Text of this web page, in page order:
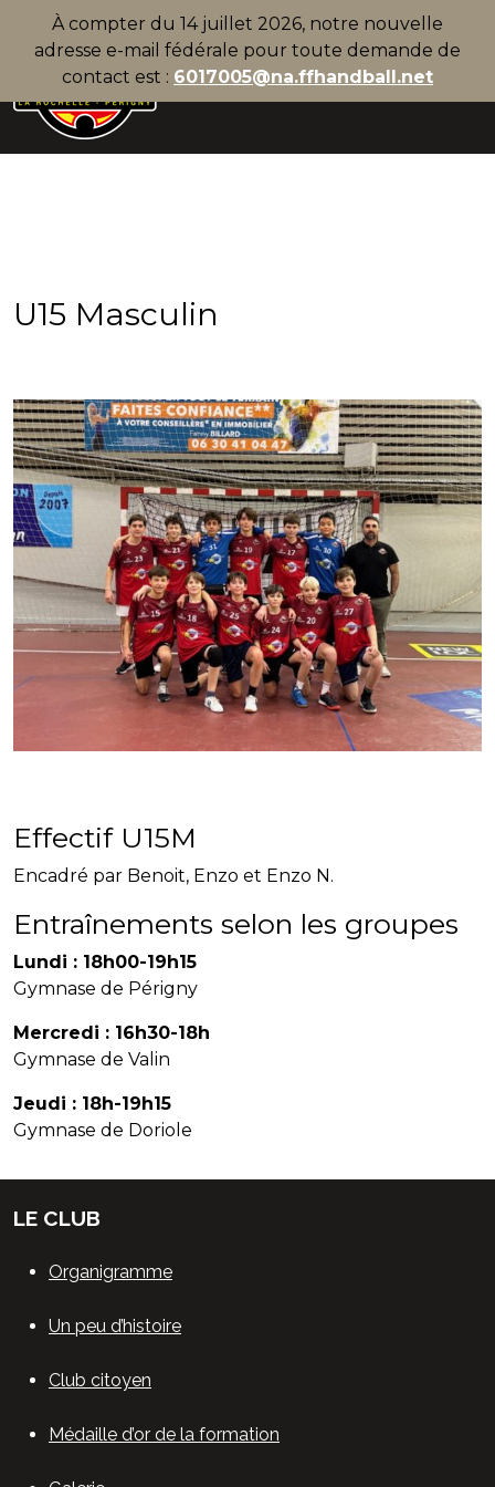
À compter du 14 juillet 2026, notre nouvelle
adresse e-mail fédérale pour toute demande de
contact est : 6017005@na.ffhandball.net
U15 Masculin
Effectif U15M
Encadré par Benoit, Enzo et Enzo N.
Entraînements selon les groupes
Lundi : 18h00-19h15
Gymnase de Périgny
Mercredi : 16h30-18h
Gymnase de Valin
Jeudi : 18h-19h15
Gymnase de Doriole
LE CLUB
Organigramme
Un peu d’histoire
Club citoyen
Médaille d’or de la formation